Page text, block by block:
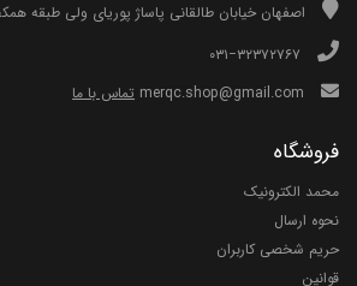
اصفهان خیابان طالقانی پاساژ پوریای ولی طبقه
تماس با ما
فروشگاه
محمد الکترونیک
نحوه ارسال
حریم شخصی کاربران
قوانین